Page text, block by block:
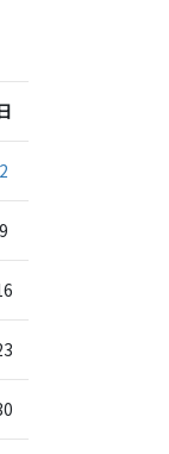
2
9